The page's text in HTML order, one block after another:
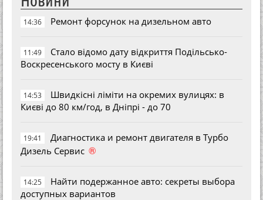
14:36 Ремонт форсунок на дизельном авто
11:49
Стало відомо дату відкриття Подільсько-
Воскресенського мосту в Києві
14:53
Швидкісні ліміти на окремих вулицях: в
Києві до 80 км/год, в Дніпрі - до 70
19:41
Диагностика и ремонт двигателя в Турбо
Дизель Сервис ®
14:25
Найти подержанное авто: секреты выбора
доступных вариантов